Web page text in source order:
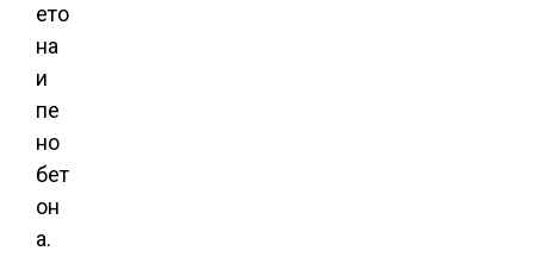
ето
на
и
пе
но
бет
он
а.